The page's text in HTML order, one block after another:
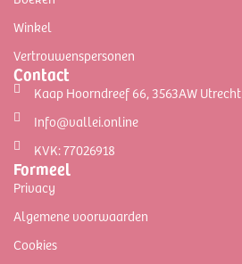
Winkel
Vertrouwenspersonen
Contact
Kaap Hoorndreef 66, 3563AW Utrecht
Info@vallei.online
KVK: 77026918
Formeel
Privacy
Algemene voorwaarden
Cookies